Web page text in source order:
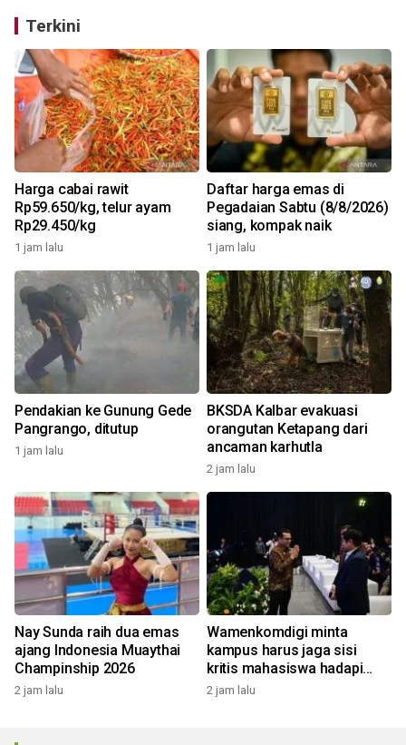
Terkini
Harga cabai rawit
Rp59.650/kg, telur ayam
Rp29.450/kg
1 jam lalu
Daftar harga emas di
Pegadaian Sabtu (8/8/2026)
siang, kompak naik
1 jam lalu
Pendakian ke Gunung Gede
Pangrango, ditutup
1 jam lalu
BKSDA Kalbar evakuasi
orangutan Ketapang dari
ancaman karhutla
2 jam lalu
Nay Sunda raih dua emas
ajang Indonesia Muaythai
Champinship 2026
2 jam lalu
Wamenkomdigi minta
kampus harus jaga sisi
kritis mahasiswa hadapi
Gen AI
2 jam lalu